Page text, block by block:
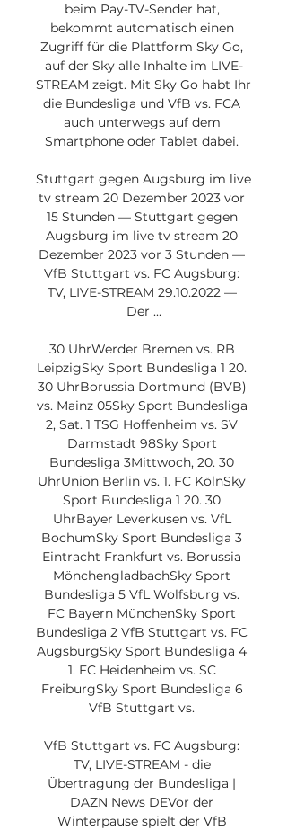
beim Pay-TV-Sender hat,
bekommt automatisch einen
Zugriff für die Plattform Sky Go,
auf der Sky alle Inhalte im LIVE-
STREAM zeigt. Mit Sky Go habt Ihr
die Bundesliga und VfB vs. FCA
auch unterwegs auf dem
Smartphone oder Tablet dabei.
Stuttgart gegen Augsburg im live
tv stream 20 Dezember 2023 vor
15 Stunden — Stuttgart gegen
Augsburg im live tv stream 20
Dezember 2023 vor 3 Stunden —
VfB Stuttgart vs. FC Augsburg:
TV, LIVE-STREAM 29.10.2022 —
Der ...
30 UhrWerder Bremen vs. RB
LeipzigSky Sport Bundesliga 1 20.
30 UhrBorussia Dortmund (BVB)
vs. Mainz 05Sky Sport Bundesliga
2, Sat. 1 TSG Hoffenheim vs. SV
Darmstadt 98Sky Sport
Bundesliga 3Mittwoch, 20. 30
UhrUnion Berlin vs. 1. FC KölnSky
Sport Bundesliga 1 20. 30
UhrBayer Leverkusen vs. VfL
BochumSky Sport Bundesliga 3
Eintracht Frankfurt vs. Borussia
MönchengladbachSky Sport
Bundesliga 5 VfL Wolfsburg vs.
FC Bayern MünchenSky Sport
Bundesliga 2 VfB Stuttgart vs. FC
AugsburgSky Sport Bundesliga 4
1. FC Heidenheim vs. SC
FreiburgSky Sport Bundesliga 6
VfB Stuttgart vs.
VfB Stuttgart vs. FC Augsburg:
TV, LIVE-STREAM - die
Übertragung der Bundesliga |
DAZN News DEVor der
Winterpause spielt der VfB